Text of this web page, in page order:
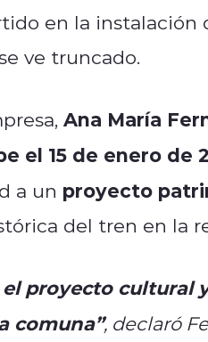
en la instalación
ve truncado.
Ana María
el 15 de enero de
a un proyecto
del tren en la
proyecto cultural
comuna”, declaró